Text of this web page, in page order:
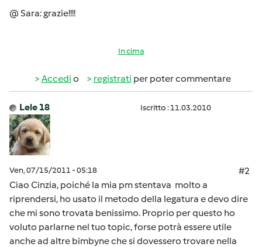
@ Sara: grazie!!!!
In cima
Accedi o registrati per poter commentare
Lele 18 Iscritto : 11.03.2010
Ven, 07/15/2011 - 05:18
#2
Ciao Cinzia, poiché la mia pm stentava molto a
riprendersi, ho usato il metodo della legatura e devo dire
che mi sono trovata benissimo. Proprio per questo ho
voluto parlarne nel tuo topic, forse potrà essere utile
anche ad altre bimbyne che si dovessero trovare nella